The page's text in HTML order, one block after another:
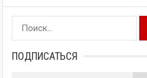
Найти:
ПОДПИСАТЬСЯ